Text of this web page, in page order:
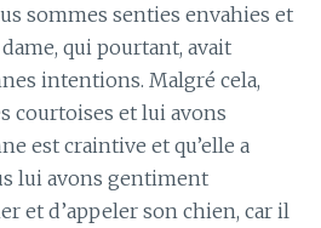
sommes senties envahies et
qui pourtant, avait
intentions. Malgré cela,
courtoises et lui avons
est craintive et qu’elle a
lui avons gentiment
et d’appeler son chien, car il